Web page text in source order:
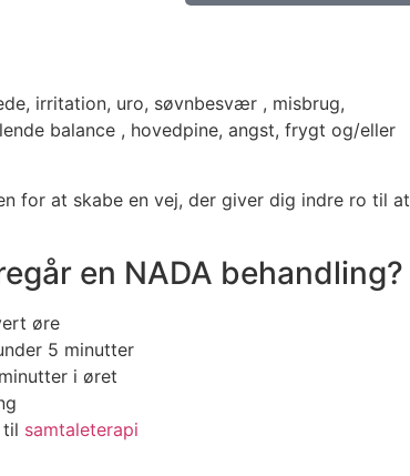
irritation, uro, søvnbesvær , misbrug,
balance , hovedpine, angst, frygt og/eller
for at skabe en vej, der giver dig indre ro til at
en NADA behandling?
øre
5 minutter
i øret
til samtaleterapi